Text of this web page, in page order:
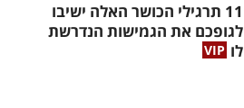
11 תרגילי הכושר האלה ישיבו
לגופכם את הגמישות הנדרשת
לו